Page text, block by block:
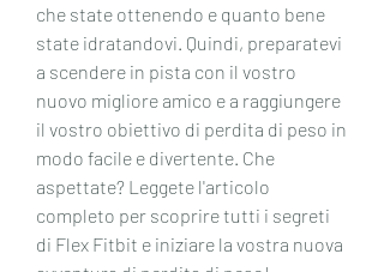
che state ottenendo e quanto bene
state idratandovi. Quindi, preparatevi
a scendere in pista con il vostro
nuovo migliore amico e a raggiungere
il vostro obiettivo di perdita di peso in
modo facile e divertente. Che
aspettate? Leggete l'articolo
completo per scoprire tutti i segreti
di Flex Fitbit e iniziare la vostra nuova